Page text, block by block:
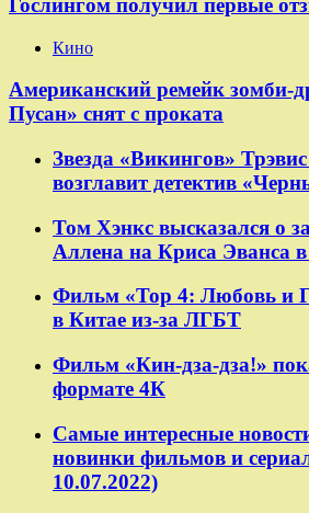
Гослингом получил первые
Кино
Американский ремейк зомби-
Пусан» снят с проката
Звезда «Викингов»
возглавит детектив
Том Хэнкс высказался о
Аллена на Криса Эванса в
Фильм «Тор 4: Любовь и
в Китае из-за ЛГБТ
Фильм «Кин-дза-дза!»
формате 4К
Самые интересные
новинки фильмов и
10.07.2022)